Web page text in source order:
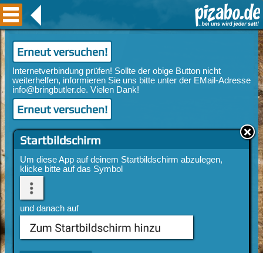
Startbildschirm
Um diese App auf deinem Startbildschirm abzulegen,
klicke bitte auf das Symbol
und danach auf
Erneut versuchen!
Erneut versuchen!